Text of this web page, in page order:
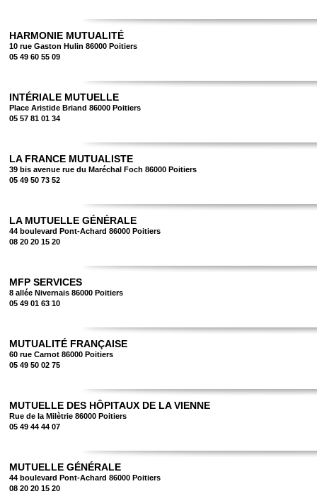
HARMONIE MUTUALITÉ
10 rue Gaston Hulin 86000 Poitiers
05 49 60 55 09
INTÉRIALE MUTUELLE
Place Aristide Briand 86000 Poitiers
05 57 81 01 34
LA FRANCE MUTUALISTE
39 bis avenue rue du Maréchal Foch 86000 Poitiers
05 49 50 73 52
LA MUTUELLE GÉNÉRALE
44 boulevard Pont-Achard 86000 Poitiers
08 20 20 15 20
MFP SERVICES
8 allée Nivernais 86000 Poitiers
05 49 01 63 10
MUTUALITÉ FRANÇAISE
60 rue Carnot 86000 Poitiers
05 49 50 02 75
MUTUELLE DES HÔPITAUX DE LA VIENNE
Rue de la Milètrie 86000 Poitiers
05 49 44 44 07
MUTUELLE GÉNÉRALE
44 boulevard Pont-Achard 86000 Poitiers
08 20 20 15 20